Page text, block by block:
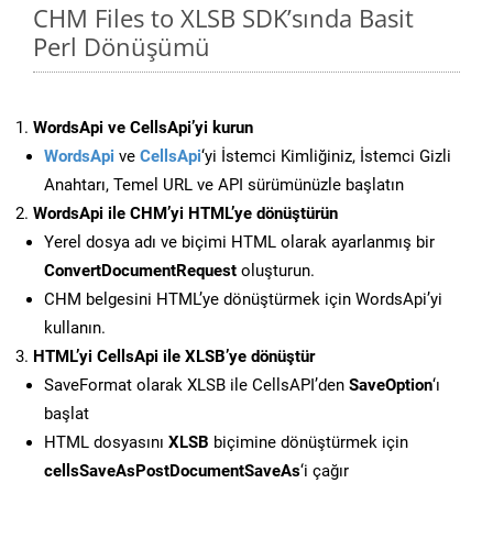
CHM Files to XLSB SDK’sında Basit
Perl Dönüşümü
WordsApi ve CellsApi’yi kurun
WordsApi ve CellsApi‘yi İstemci Kimliğiniz, İstemci Gizli
Anahtarı, Temel URL ve API sürümünüzle başlatın
WordsApi ile CHM’yi HTML’ye dönüştürün
Yerel dosya adı ve biçimi HTML olarak ayarlanmış bir
ConvertDocumentRequest oluşturun.
CHM belgesini HTML’ye dönüştürmek için WordsApi’yi
kullanın.
HTML’yi CellsApi ile XLSB’ye dönüştür
SaveFormat olarak XLSB ile CellsAPI’den SaveOption‘ı
başlat
HTML dosyasını XLSB biçimine dönüştürmek için
cellsSaveAsPostDocumentSaveAs‘i çağır